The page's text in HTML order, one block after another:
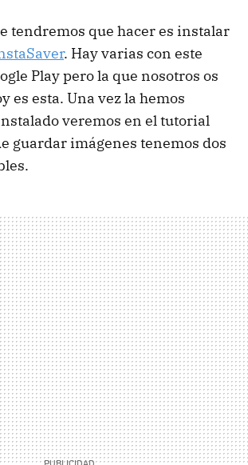
tendremos que hacer es instalar
. Hay varias con este
Play pero la que nosotros os
es esta. Una vez la hemos
veremos en el tutorial
guardar imágenes tenemos dos